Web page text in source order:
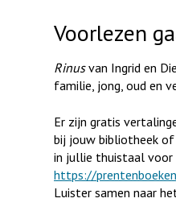
Voorlezen
Rinusvan Ingrid en
familie, jong, oud en
Er zijn gratis
bij jouw bibliotheek of
in jullie thuistaal voor
https://
Luister samen naar